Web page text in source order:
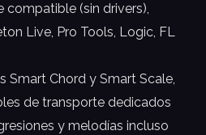
compatible (sin drivers),
Live, Pro Tools, Logic, FL
Smart Chord y Smart Scale,
de transporte dedicados
y melodías incluso